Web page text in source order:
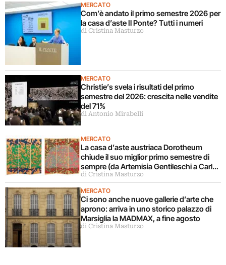
MERCATO
Com’è andato il primo semestre 2026 per
la casa d’aste Il Ponte? Tutti i numeri
di Cristina Masturzo
MERCATO
Christie’s svela i risultati del primo
semestre del 2026: crescita nelle vendite
del 71%
di Antonio Mirabelli
MERCATO
La casa d’aste austriaca Dorotheum
chiude il suo miglior primo semestre di
sempre (da Artemisia Gentileschi a Carla
Accardi)
di Cristina Masturzo
MERCATO
Ci sono anche nuove gallerie d’arte che
aprono: arriva in uno storico palazzo di
Marsiglia la MADMAX, a fine agosto
di Cristina Masturzo